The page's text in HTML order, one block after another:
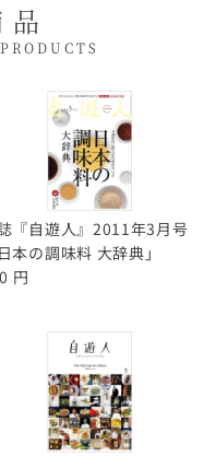
『自遊人』2011年3月号
日本の調味料 大辞典」
円